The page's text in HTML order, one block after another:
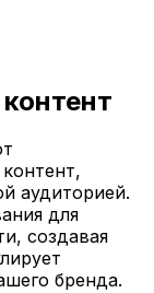
аудиторией.
для
создавая
бренда.